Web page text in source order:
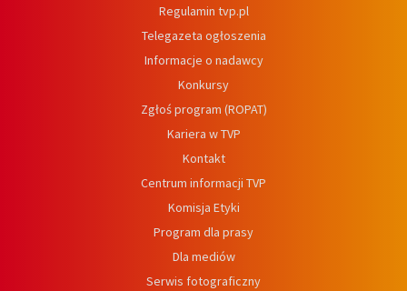
Regulamin tvp.pl
Telegazeta ogłoszenia
Informacje o nadawcy
Konkursy
Zgłoś program (ROPAT)
Kariera w TVP
Kontakt
Centrum informacji TVP
Komisja Etyki
Program dla prasy
Dla mediów
Serwis fotograficzny